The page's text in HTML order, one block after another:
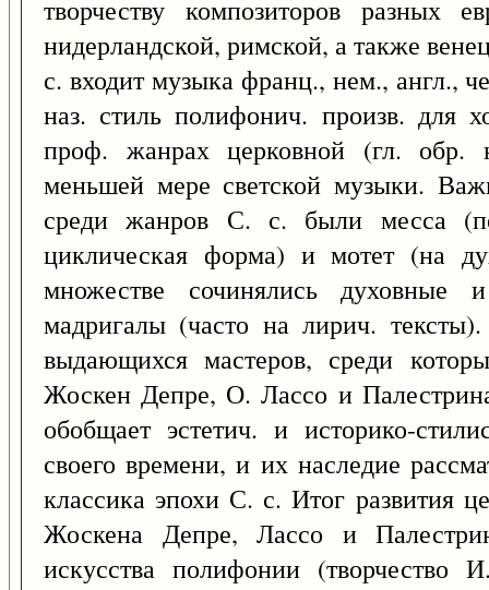
творчеству композиторов
нидерландской, римской, а также
с. входит музыка франц., нем., англ.,
наз. стиль полифонич. произв. для
проф. жанрах церковной (гл. обр.
меньшей мере светской музыки.
среди жанров С. с. были месса
циклическая форма) и мотет (на
множестве сочинялись духовные
мадригалы (часто на лирич.
выдающихся мастеров, среди
Жоскен Депре, О. Лассо и
обобщает эстетич. и историко-
своего времени, и их наследие
классика эпохи С. с. Итог развития
Жоскена Депре, Лассо и
искусства полифонии (творчество